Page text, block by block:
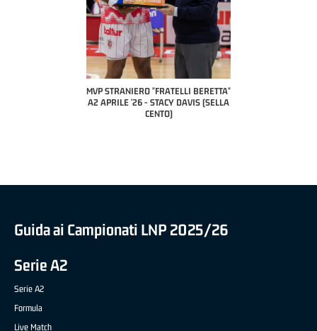
MVP "FRATELLI BERETTA" SAMUEL
DILAS B NAZIONALE APRILE '26 -
MARCO RESTELLI (TAV TREVIGLIO
Guida ai Campionati LNP 2025/26
Serie A2
Serie A2
Formula
Live Match